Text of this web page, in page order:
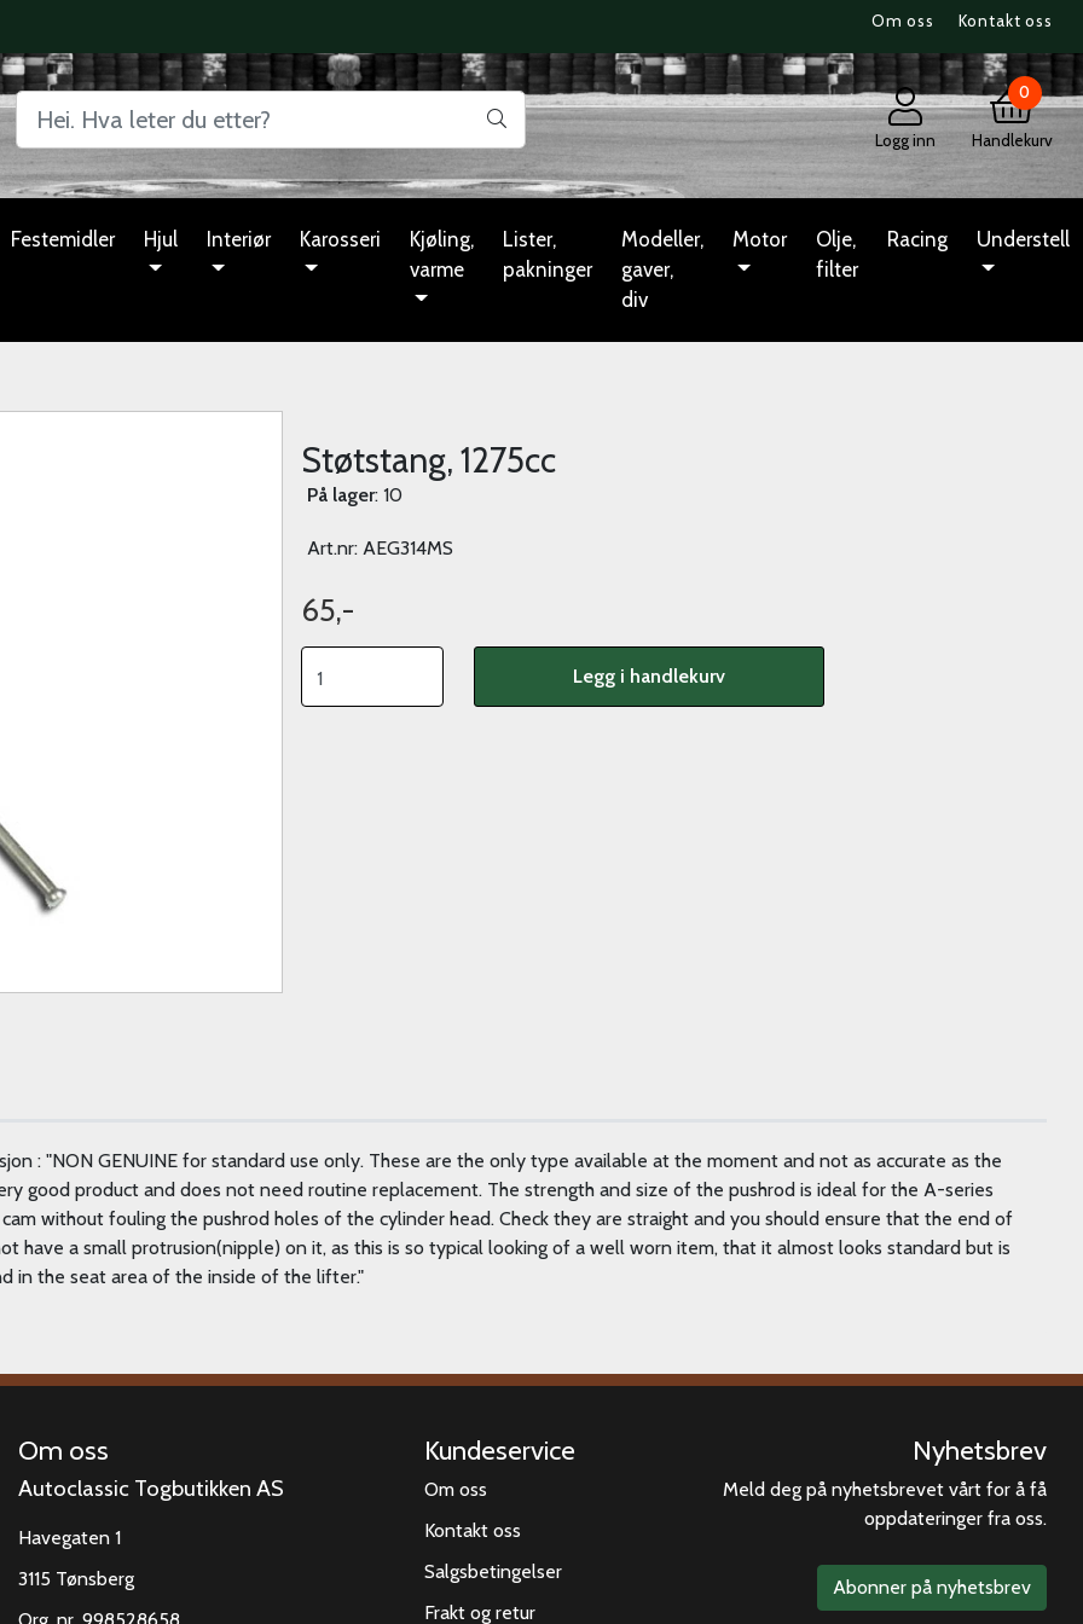
Om oss Kontakt oss
Logg inn
0
Handlekurv
Festemidler Hjul Interiør Karosseri
Kjøling,
varme
Lister,
pakninger
Modeller,
gaver,
div
Motor
Olje,
filter
Racing Understell
Støtstang, 1275cc
På lager: 10
Art.nr: AEG314MS
65,-
Legg i handlekurv
: "NON GENUINE for standard use only. These are the only type available at the moment and not as accurate as the
good product and does not need routine replacement. The strength and size of the pushrod is ideal for the A-series
without fouling the pushrod holes of the cylinder head. Check they are straight and you should ensure that the end of
a small protrusion(nipple) on it, as this is so typical looking of a well worn item, that it almost looks standard but is
in the seat area of the inside of the lifter."
Om oss
Autoclassic Togbutikken AS
Havegaten 1
3115 Tønsberg
Kundeservice
Om oss
Kontakt oss
Salgsbetingelser
Frakt og retur
Nyhetsbrev
Meld deg på nyhetsbrevet vårt for å få
oppdateringer fra oss.
Abonner på nyhetsbrev